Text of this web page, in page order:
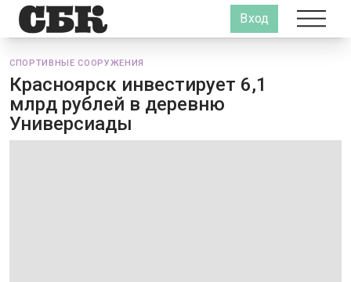
Вход
СПОРТИВНЫЕ СООРУЖЕНИЯ
Красноярск инвестирует 6,1
млрд рублей в деревню
Универсиады